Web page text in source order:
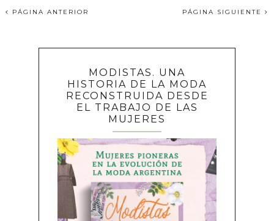
PÁGINA ANTERIOR PÁGINA SIGUIENTE
MODISTAS. UNA
HISTORIA DE LA MODA
RECONSTRUIDA DESDE
EL TRABAJO DE LAS
MUJERES